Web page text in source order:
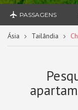
PASSAGENS
Ásia Tailândia